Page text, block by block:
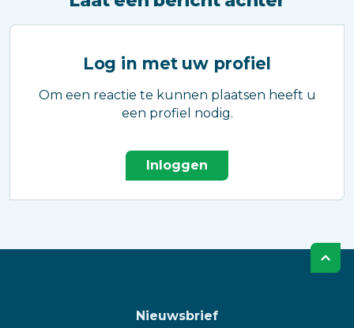
Log in met uw profiel
Om een reactie te kunnen plaatsen heeft u
een profiel nodig.
Inloggen
Nieuwsbrief